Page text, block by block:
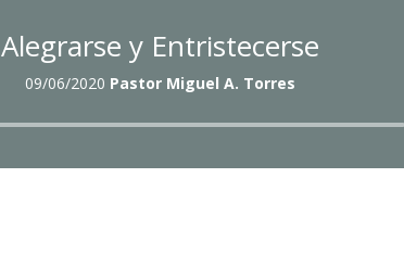
Alegrarse y Entristecerse
09/06/2020 Pastor Miguel A. Torres
Reproductor
audio